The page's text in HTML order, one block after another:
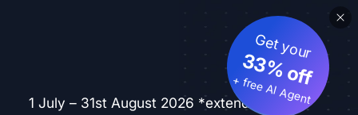
1 July – 31st August 2026 *extended
Get your
33% off
+ free AI Agent